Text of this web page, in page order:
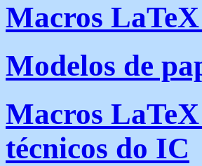
Macros
Modelos de
Macros
técnicos do IC